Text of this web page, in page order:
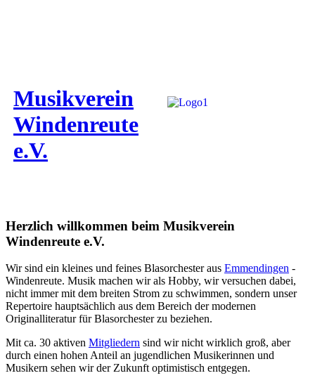
Musikverein
Windenreute
e.V.
Herzlich willkommen beim Musikverein
Windenreute e.V.
Wir sind ein kleines und feines Blasorchester aus Emmendingen -
Windenreute. Musik machen wir als Hobby, wir versuchen dabei,
nicht immer mit dem breiten Strom zu schwimmen, sondern unser
Repertoire hauptsächlich aus dem Bereich der modernen
Originalliteratur für Blasorchester zu beziehen.
Mit ca. 30 aktiven Mitgliedern sind wir nicht wirklich groß, aber
durch einen hohen Anteil an jugendlichen Musikerinnen und
Musikern sehen wir der Zukunft optimistisch entgegen.